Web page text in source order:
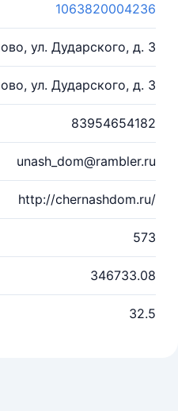
1063820004236
ул. Дударского, д. 3
ул. Дударского, д. 3
83954654182
unash_dom@rambler.ru
http://chernashdom.ru/
573
346733.08
32.5